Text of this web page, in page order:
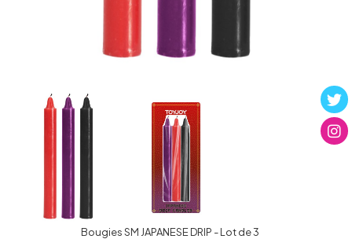
Bougies SM JAPANESE DRIP - Lot de 3